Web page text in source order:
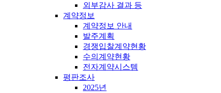
외부감사 결과 등
계약정보
계약정보 안내
발주계획
경쟁입찰계약현황
수의계약현황
전자계약시스템
평판조사
2025년